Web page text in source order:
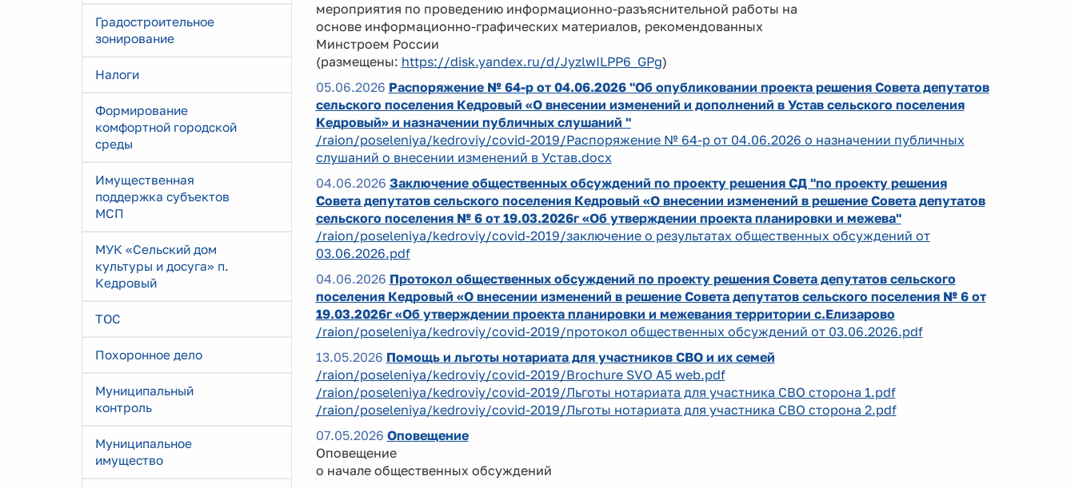
Градостроительное
зонирование
Налоги
Формирование
комфортной городской
среды
Имущественная
поддержка субъектов
МСП
МУК «Сельский дом
культуры и досуга» п.
Кедровый
ТОС
Похоронное дело
Муниципальный
контроль
Муниципальное
имущество
мероприятия по проведению информационно-разъяснительной работы на
основе информационно-графических материалов, рекомендованных
Минстроем России
(размещены: https://disk.yandex.ru/d/JyzlwILPP6_GPg)
05.06.2026 Распоряжение № 64-р от 04.06.2026 "Об опубликовании проекта решения Совета депутатов
сельского поселения Кедровый «О внесении изменений и дополнений в Устав сельского поселения
Кедровый» и назначении публичных слушаний "
/raion/poseleniya/kedroviy/covid-2019/Распоряжение № 64-р от 04.06.2026 о назначении публичных
слушаний о внесении изменений в Устав.docx
04.06.2026 Заключение общественных обсуждений по проекту решения СД "по проекту решения
Совета депутатов сельского поселения Кедровый «О внесении изменений в решение Совета депутатов
сельского поселения № 6 от 19.03.2026г «Об утверждении проекта планировки и межева"
/raion/poseleniya/kedroviy/covid-2019/заключение о результатах общественных обсуждений от
03.06.2026.pdf
04.06.2026 Протокол общественных обсуждений по проекту решения Совета депутатов сельского
поселения Кедровый «О внесении изменений в решение Совета депутатов сельского поселения № 6 от
19.03.2026г «Об утверждении проекта планировки и межевания территории с.Елизарово
/raion/poseleniya/kedroviy/covid-2019/протокол общественных обсуждений от 03.06.2026.pdf
13.05.2026 Помощь и льготы нотариата для участников СВО и их семей
/raion/poseleniya/kedroviy/covid-2019/Brochure SVO A5 web.pdf
/raion/poseleniya/kedroviy/covid-2019/Льготы нотариата для участника СВО сторона 1.pdf
/raion/poseleniya/kedroviy/covid-2019/Льготы нотариата для участника СВО сторона 2.pdf
07.05.2026 Оповещение
Оповещение
о начале общественных обсуждений